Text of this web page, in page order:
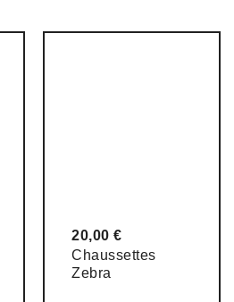
20,00 €
Chaussettes
Zebra